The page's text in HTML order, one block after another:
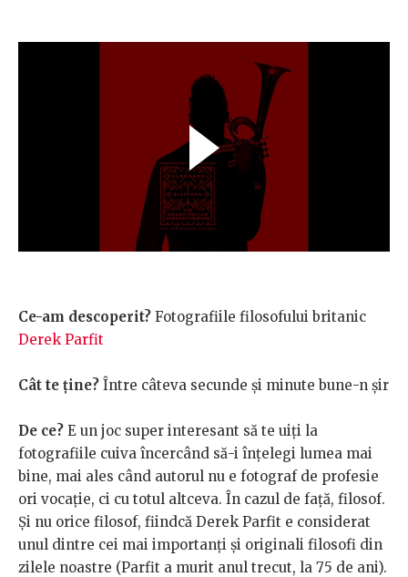
Ce-am descoperit? Fotografiile filosofului britanic
Derek Parfit
Cât te ține? Între câteva secunde și minute bune-n șir
De ce? E un joc super interesant să te uiți la
fotografiile cuiva încercând să-i înțelegi lumea mai
bine, mai ales când autorul nu e fotograf de profesie
ori vocație, ci cu totul altceva. În cazul de față, filosof.
Și nu orice filosof, fiindcă Derek Parfit e considerat
unul dintre cei mai importanți și originali filosofi din
zilele noastre (Parfit a murit anul trecut, la 75 de ani).